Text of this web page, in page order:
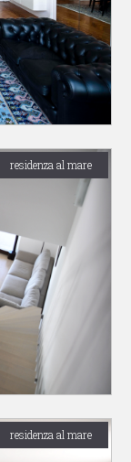
residenza al mare
residenza al mare